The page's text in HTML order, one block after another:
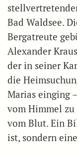
Bad Waldsee.
Bergatreute
Alexander
der in seiner
die
Marias einging
vom Himmel zu
vom Blut. Ein
ist, sondern